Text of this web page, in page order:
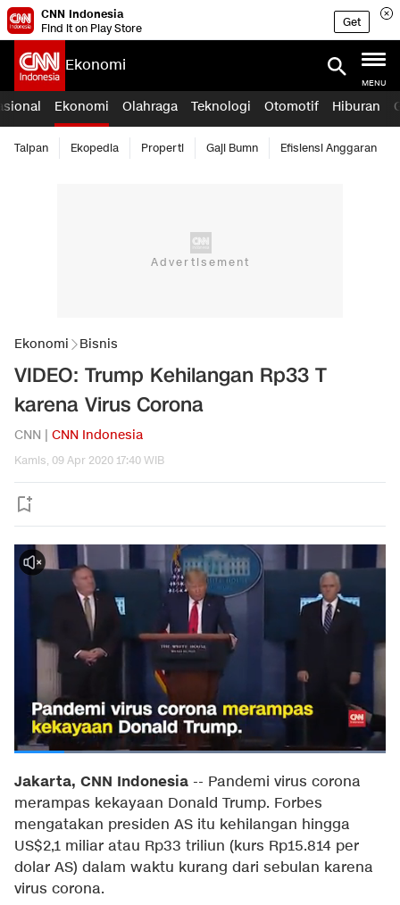
CNN Indonesia
Find it on Play Store
Get
Ekonomi
MENU
Ekonomi Olahraga Teknologi Otomotif Hiburan
Taipan Ekopedia Properti Gaji Bumn Efisiensi Anggaran
Ekonomi Bisnis
VIDEO: Trump Kehilangan Rp33 T
karena Virus Corona
CNN | CNN Indonesia
Kamis, 09 Apr 2020 17:40 WIB
Jakarta, CNN Indonesia -- Pandemi virus corona
merampas kekayaan Donald Trump. Forbes
mengatakan presiden AS itu kehilangan hingga
US$2,1 miliar atau Rp33 triliun (kurs Rp15.814 per
dolar AS) dalam waktu kurang dari sebulan karena
virus corona.